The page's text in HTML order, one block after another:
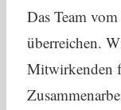
Das Team
überreichen.
Mitwirkenden